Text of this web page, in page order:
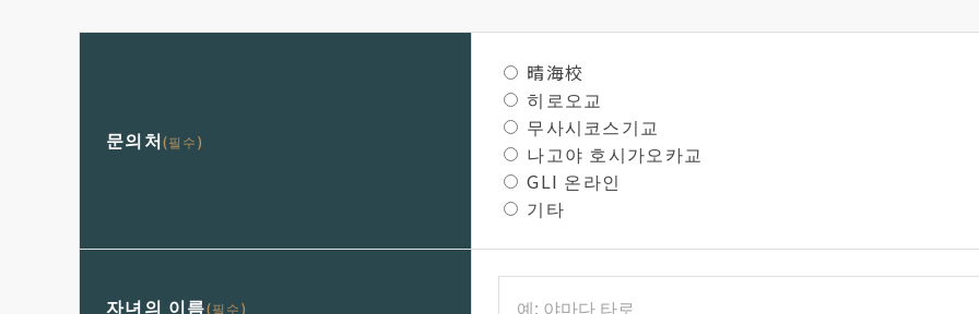
문의처(필수)
晴海校
히로오교
무사시코스기교
나고야 호시가오카교
GLI 온라인
기타
자녀의 이름(필수)